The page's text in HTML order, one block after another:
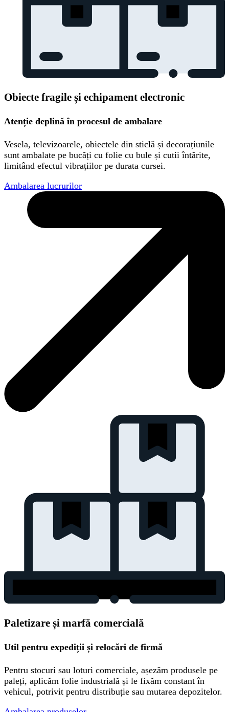
Obiecte fragile și echipament electronic
Atenție deplină în procesul de ambalare
Vesela, televizoarele, obiectele din sticlă și decorațiunile
sunt ambalate pe bucăți cu folie cu bule și cutii întărite,
limitând efectul vibrațiilor pe durata cursei.
Ambalarea lucrurilor
Paletizare și marfă comercială
Util pentru expediții și relocări de firmă
Pentru stocuri sau loturi comerciale, așezăm produsele pe
paleți, aplicăm folie industrială și le fixăm constant în
vehicul, potrivit pentru distribuție sau mutarea depozitelor.